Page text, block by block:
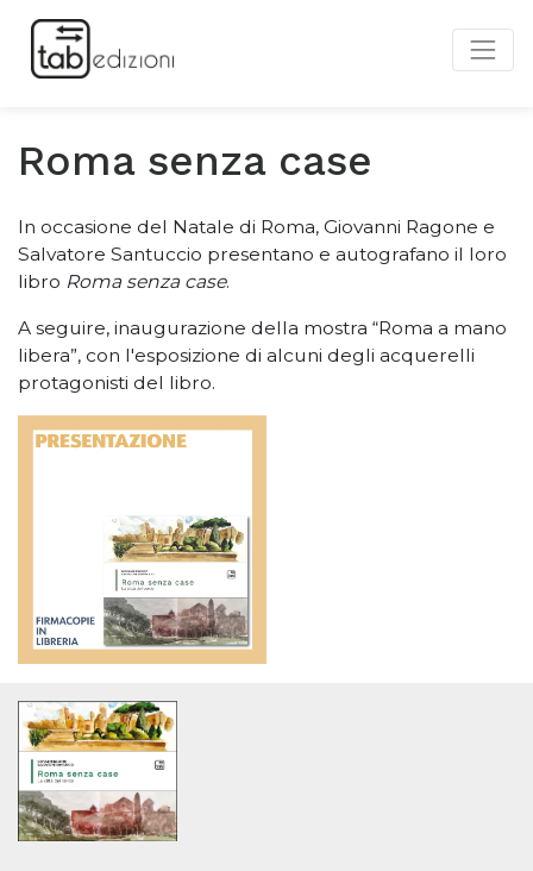
Roma senza case
In occasione del Natale di Roma, Giovanni Ragone e
Salvatore Santuccio presentano e autografano il loro
libro Roma senza case.
A seguire, inaugurazione della mostra “Roma a mano
libera”, con l'esposizione di alcuni degli acquerelli
protagonisti del libro.